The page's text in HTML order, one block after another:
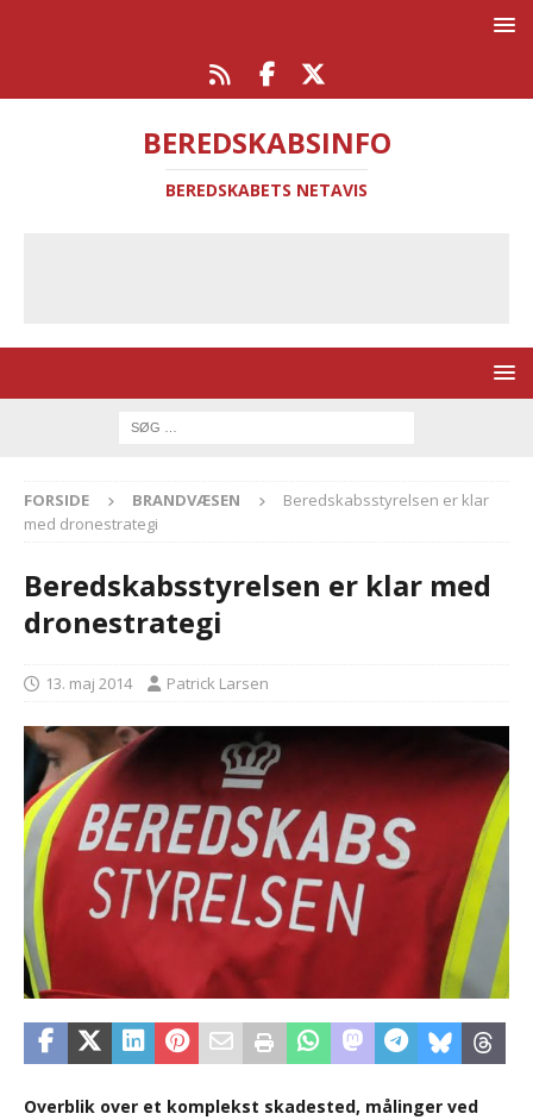
BEREDSKABSINFO
BEREDSKABETS NETAVIS
FORSIDE BRANDVÆSEN
Beredskabsstyrelsen er klar
med dronestrategi
Beredskabsstyrelsen er klar med
dronestrategi
13. maj 2014 Patrick Larsen
Overblik over et komplekst skadested, målinger ved